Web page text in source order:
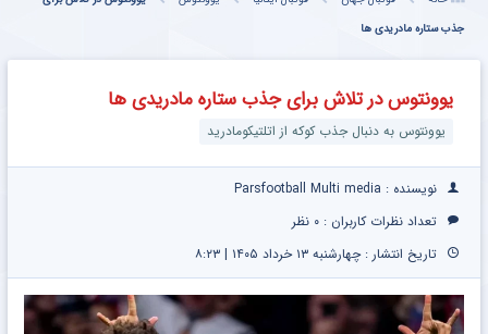
طلا |
بدون
ضامن
کارتن
که
شد.
آموزش
خوش
نیست!
جام
جهانی)
عملکرد
اسنپ
فنجان
سم زدا
جذب ستاره مادریدی ها
یوونتوس در تلاش برای جذب ستاره مادریدی ها
یوونتوس به دنبال جذب کوکه از اتلتیکومادرید
نویسنده : Parsfootball Multi media
تعداد نظرات کاربران : ۰ نظر
تاریخ انتشار : چهارشنبه ۱۳ خرداد ۱۴۰۵ | ۸:۲۳